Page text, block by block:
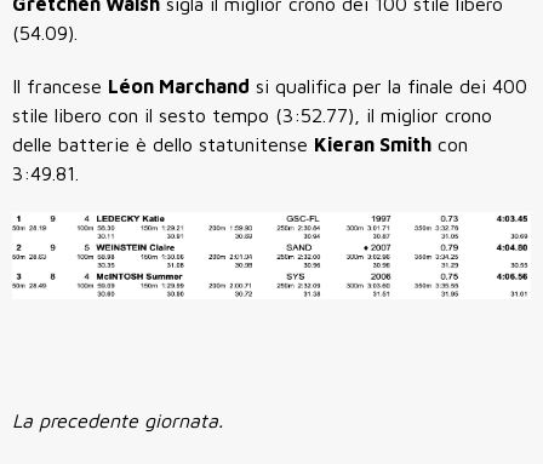
(54.09).
Il francese Léon Marchand si qualifica per la finale dei 400
stile libero con il sesto tempo (3:52.77), il miglior crono
delle batterie è dello statunitense Kieran Smith con
3:49.81.
La precedente giornata.